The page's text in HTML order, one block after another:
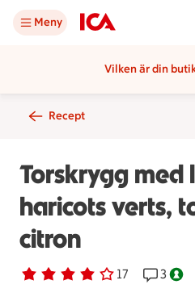
Meny
Vilken är din
Recept
Torskrygg med
haricots verts,
citron
Betyg 3.9 av 5. 17
17 personer har röstat 3